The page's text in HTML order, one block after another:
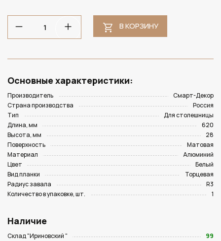
В КОРЗИНУ
Основные характеристики:
Производитель
Смарт-Декор
Страна производства
Россия
Тип
Для столешницы
Длина, мм
620
Высота, мм
28
Поверхность
Матовая
Материал
Алюминий
Цвет
Белый
Вид планки
Торцевая
Радиус завала
R3
Количество в упаковке, шт.
1
Наличие
Склад "Ириновский "
99